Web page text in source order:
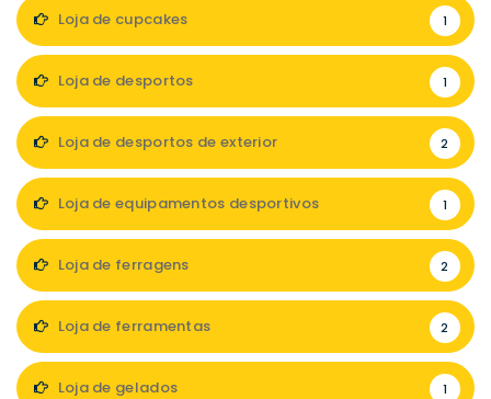
Loja de cupcakes 1
Loja de desportos 1
Loja de desportos de exterior 2
Loja de equipamentos desportivos 1
Loja de ferragens 2
Loja de ferramentas 2
Loja de gelados 1